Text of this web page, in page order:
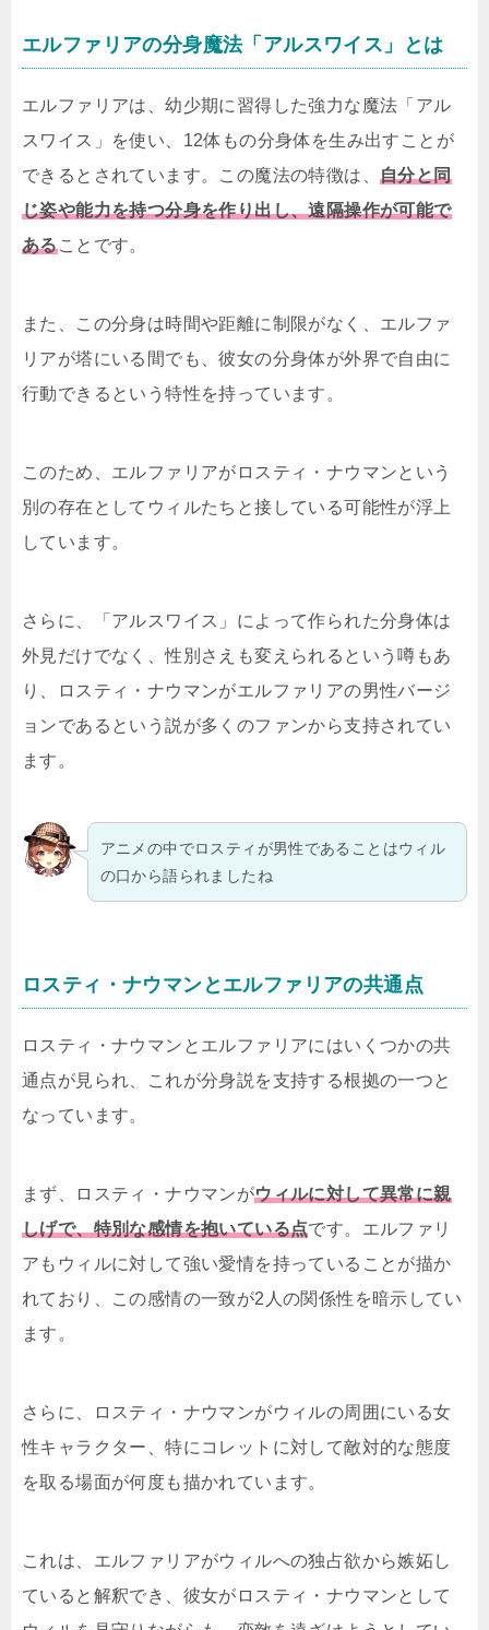
エルファリアの分身魔法「アルスワイス」とは
エルファリアは、幼少期に習得した強力な魔法「アル
スワイス」を使い、12体もの分身体を生み出すことが
できるとされています。この魔法の特徴は、 自分と同
じ姿や能力を持つ分身を作り出し、遠隔操作が可能で
あることです。
また、この分身は時間や距離に制限がなく、エルファ
リアが塔にいる間でも、彼女の分身体が外界で自由に
行動できるという特性を持っています。
このため、エルファリアがロスティ・ナウマンという
別の存在としてウィルたちと接している可能性が浮上
しています。
さらに、「アルスワイス」によって作られた分身体は
外見だけでなく、性別さえも変えられるという噂もあ
り、ロスティ・ナウマンがエルファリアの男性バージ
ョンであるという説が多くのファンから支持されてい
ます。
アニメの中でロスティが男性であることはウィル
の口から語られましたね
ロスティ・ナウマンとエルファリアの共通点
ロスティ・ナウマンとエルファリアにはいくつかの共
通点が見られ、これが分身説を支持する根拠の一つと
なっています。
まず、ロスティ・ナウマンがウィルに対して異常に親
しげで、特別な感情を抱いている点です。エルファリ
アもウィルに対して強い愛情を持っていることが描か
れており、この感情の一致が2人の関係性を暗示してい
ます。
さらに、ロスティ・ナウマンがウィルの周囲にいる女
性キャラクター、特にコレットに対して敵対的な態度
を取る場面が何度も描かれています。
これは、エルファリアがウィルへの独占欲から嫉妬し
ていると解釈でき、彼女がロスティ・ナウマンとして